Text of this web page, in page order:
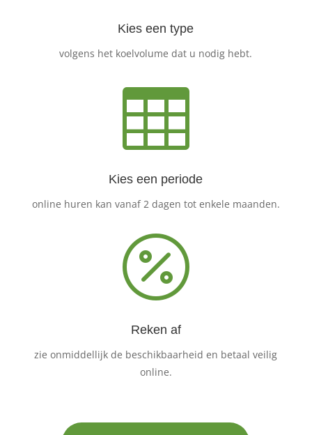
Kies een type
volgens het koelvolume dat u nodig hebt.

Kies een periode
online huren kan vanaf 2 dagen tot enkele maanden.

Reken af
zie onmiddellijk de beschikbaarheid en betaal veilig
online.